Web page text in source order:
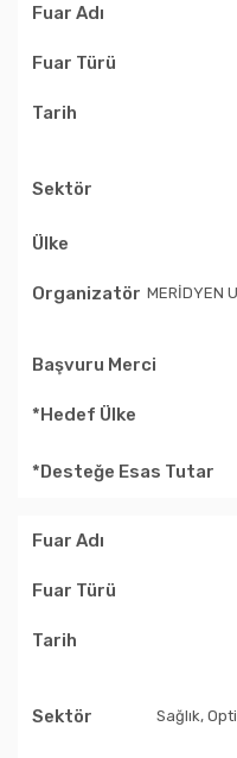
MERİDYEN
Sağlık,